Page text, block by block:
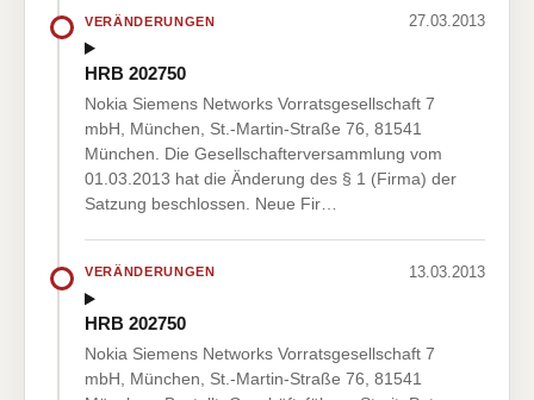
VERÄNDERUNGEN 27.03.2013
HRB 202750
Nokia Siemens Networks Vorratsgesellschaft 7
mbH, München, St.-Martin-Straße 76, 81541
München. Die Gesellschafterversammlung vom
01.03.2013 hat die Änderung des § 1 (Firma) der
Satzung beschlossen. Neue Fir…
VERÄNDERUNGEN 13.03.2013
HRB 202750
Nokia Siemens Networks Vorratsgesellschaft 7
mbH, München, St.-Martin-Straße 76, 81541